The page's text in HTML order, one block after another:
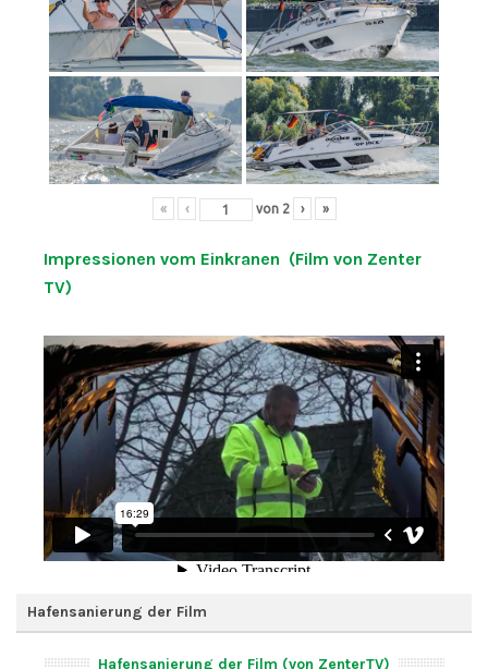
« ‹ von 2 › »
Impressionen vom Einkranen (Film von Zenter
TV)
Hafensanierung der Film
Hafensanierung der Film (von ZenterTV)